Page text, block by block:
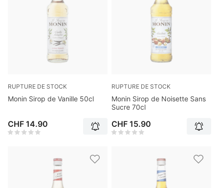
RUPTURE DE STOCK
Monin Sirop de Vanille 50cl
CHF 14.90
RUPTURE DE STOCK
Monin Sirop de Noisette Sans
Sucre 70cl
CHF 15.90